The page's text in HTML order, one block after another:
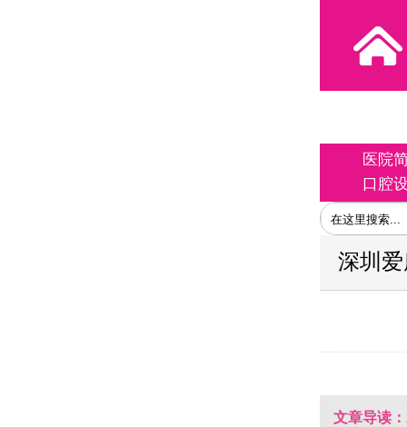
医院
口腔
深圳
文章导读